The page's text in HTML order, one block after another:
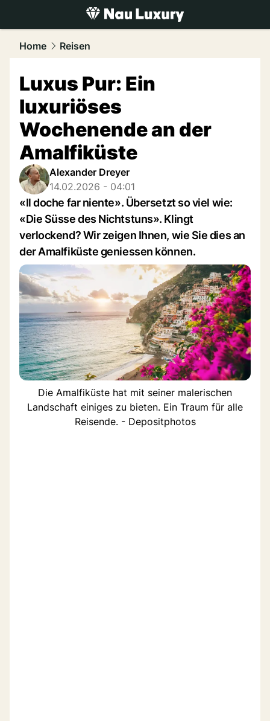
luxury.NAU.ch
Home Reisen
Luxus Pur: Ein
luxuriöses
Wochenende an der
Amalfiküste
Alexander Dreyer
14.02.2026 - 04:01
«Il doche far niente». Übersetzt so viel wie:
«Die Süsse des Nichtstuns». Klingt
verlockend? Wir zeigen Ihnen, wie Sie dies an
der Amalfiküste geniessen können.
Die Amalfiküste hat mit seiner malerischen
Landschaft einiges zu bieten. Ein Traum für alle
Reisende. - Depositphotos